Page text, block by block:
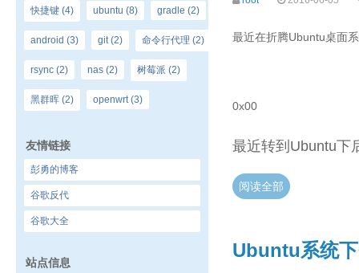
快捷键 (4) ubuntu (8) gradle (2)
android (3) git(2) 命令行代理 (2)
rsync (2) nas (2) 树莓派 (2)
黑群晖 (2) openwrt(3)
友情链接
彭勇的博客
谷歌反代
谷歌大全
站点信息
最近在折腾Ubuntu桌面
0x00
最近转到Ubuntu下
阅读全部
Ubuntu系统